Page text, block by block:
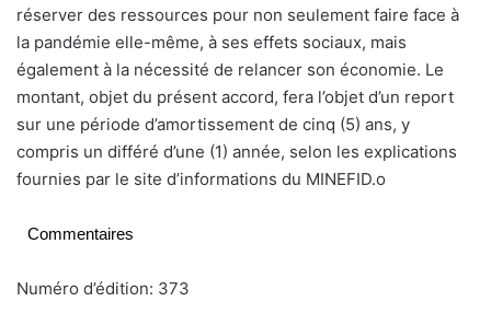
réserver des ressources pour non seulement faire face à
la pandémie elle-même, à ses effets sociaux, mais
également à la nécessité de relancer son économie. Le
montant, objet du présent accord, fera l’objet d’un report
sur une période d’amortissement de cinq (5) ans, y
compris un différé d’une (1) année, selon les explications
fournies par le site d’informations du MINEFID.o
Commentaires
Numéro d’édition: 373